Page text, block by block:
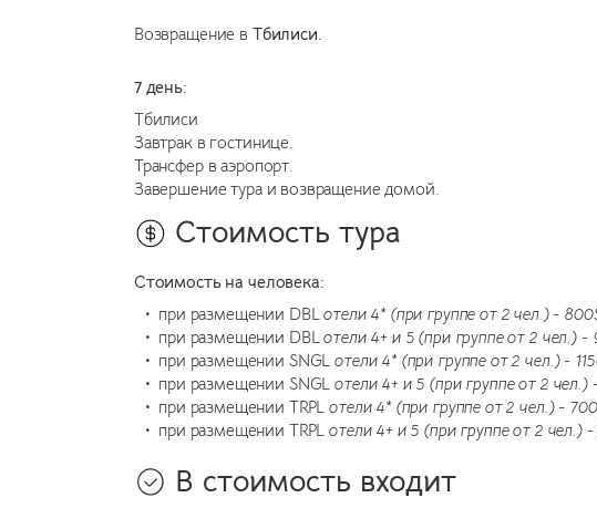
Возвращение в Тбилиси.
7 день:
Тбилиси
Завтрак в гостинице.
Трансфер в аэропорт.
Завершение тура и возвращение домой.
Стоимость тура
Стоимость на человека:
при размещении DBLотели 4* (при группе от 2 чел.) -
при размещении DBLотели 4+ и 5(при группе от 2 чел.) -
при размещении SNGLотели 4* (при группе от 2 чел.) -
при размещении SNGLотели 4+ и 5(при группе от 2 чел.)
при размещении TRPLотели 4* (при группе от 2 чел.) -
при размещении TRPLотели 4+ и 5(при группе от 2 чел.)
В стоимость входит